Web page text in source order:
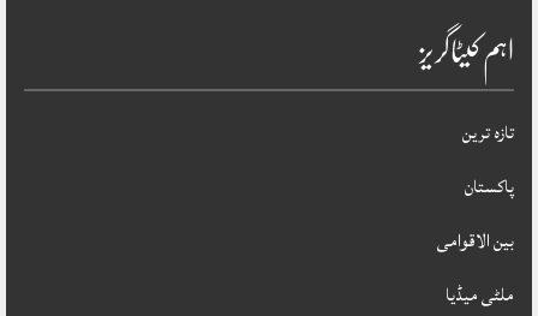
اہم کیٹاگریز
تازہ ترین
پاکستان
بین الاقوامی
ملٹی میڈیا